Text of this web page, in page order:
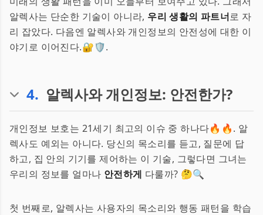
알렉사는 단순한 기술이 아니라, 우리 생활의 파트너로 자
리 잡았다. 다음엔 알렉사와 개인정보의 안전성에 대한 이
야기로 이어진다.🔐🛡️.
4. 알렉사와 개인정보: 안전한가?
개인정보 보호는 21세기 최고의 이슈 중 하나다🔥🔥. 알
렉사도 예외는 아니다. 당신의 목소리를 듣고, 질문에 답
하고, 집 안의 기기를 제어하는 이 기술, 그렇다면 그녀는
우리의 정보를 얼마나 안전하게 다룰까? 🤔🔍
첫 번째로, 알렉사는 사용자의 목소리와 행동 패턴을 학습